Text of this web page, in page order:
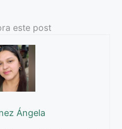
este post
Ángela